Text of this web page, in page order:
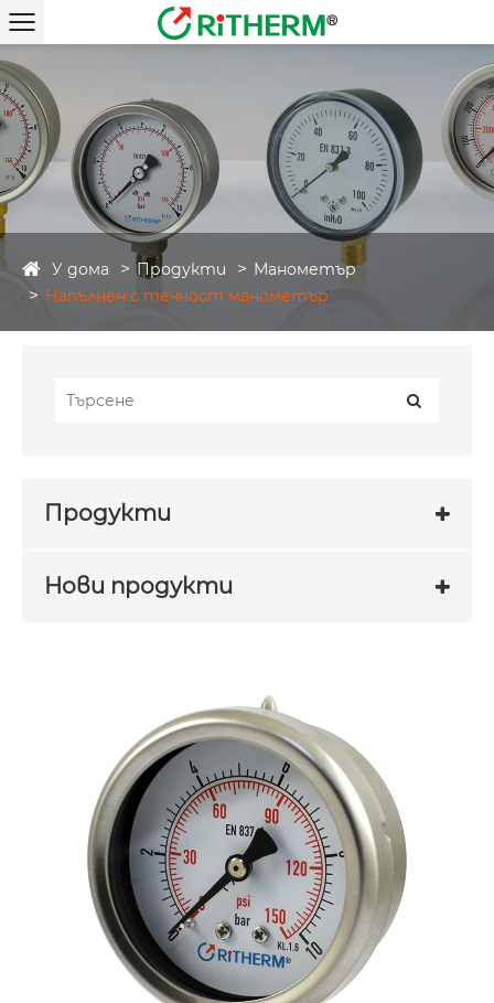
У дома Продукти
Манометър
Напълнен с течност манометър
Продукти
Нови продукти